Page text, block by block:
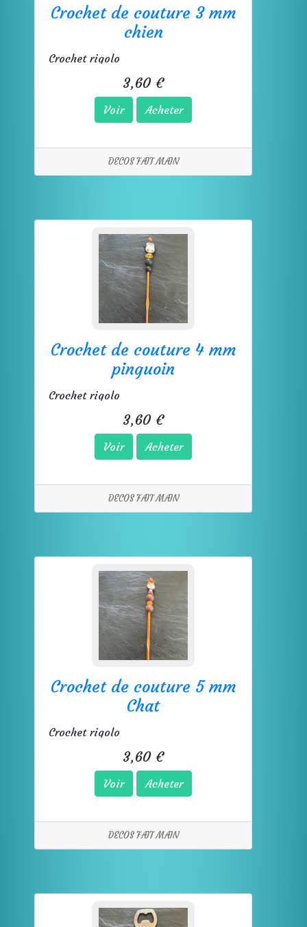
Crochet de couture 3 mm
chien
Crochet rigolo
3,60 €
Voir Acheter
DECOS FAIT MAIN
Crochet de couture 4 mm
pinguoin
Crochet rigolo
3,60 €
Voir Acheter
DECOS FAIT MAIN
Crochet de couture 5 mm
Chat
Crochet rigolo
3,60 €
Voir Acheter
DECOS FAIT MAIN